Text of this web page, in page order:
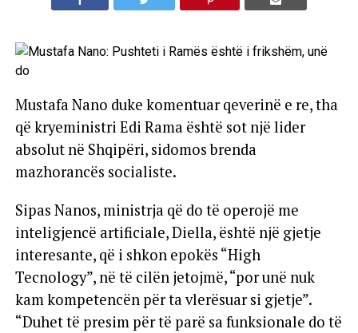
Mustafa Nano duke komentuar qeverinë e re, tha
që kryeministri Edi Rama është sot një lider
absolut në Shqipëri, sidomos brenda
mazhorancës socialiste.
Sipas Nanos, ministrja që do të operojë me
inteligjencë artificiale, Diella, është një gjetje
interesante, që i shkon epokës “High
Tecnology”, në të cilën jetojmë, “por unë nuk
kam kompetencën për ta vlerësuar si gjetje”.
“Duhet të presim për të parë sa funksionale do të